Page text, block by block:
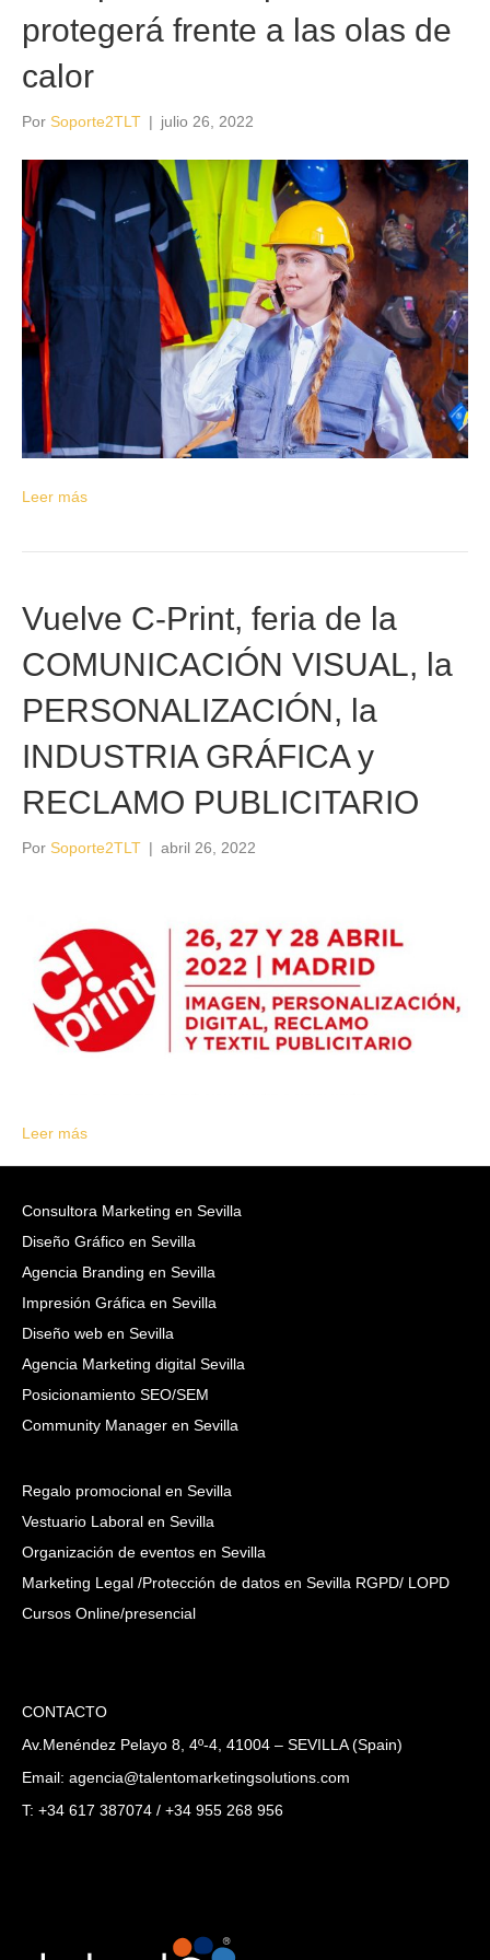
protegerá frente a las olas de
calor
Por Soporte2TLT | julio 26, 2022
Leer más
Vuelve C-Print, feria de la
COMUNICACIÓN VISUAL, la
PERSONALIZACIÓN, la
INDUSTRIA GRÁFICA y
RECLAMO PUBLICITARIO
Por Soporte2TLT | abril 26, 2022
Leer más
Consultora Marketing en Sevilla
Diseño Gráfico en Sevilla
Agencia Branding en Sevilla
Impresión Gráfica en Sevilla
Diseño web en Sevilla
Agencia Marketing digital Sevilla
Posicionamiento SEO/SEM
Community Manager en Sevilla
Regalo promocional en Sevilla
Vestuario Laboral en Sevilla
Organización de eventos en Sevilla
Marketing Legal /Protección de datos en Sevilla RGPD/ LOPD
Cursos Online/presencial
CONTACTO
Av.Menéndez Pelayo 8, 4º-4, 41004 – SEVILLA (Spain)
Email: agencia@talentomarketingsolutions.com
T: +34 617 387074 / +34 955 268 956